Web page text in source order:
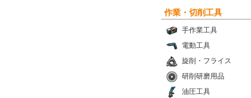
作業・切削工具
手作業工具
電動工具
旋削・フライス
研削研磨用品
油圧工具